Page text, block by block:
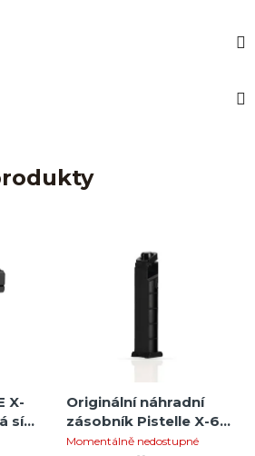
X-
síla
Originální náhradní
zásobník Pistelle X-68
– odolný 6ranný
Momentálně nedostupné